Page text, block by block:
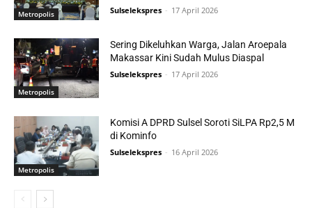
Metropolis Sulselekspres - 17 April 2026
Metropolis
Sering Dikeluhkan Warga, Jalan Aroepala
Makassar Kini Sudah Mulus Diaspal
Sulselekspres - 17 April 2026
Metropolis
Komisi A DPRD Sulsel Soroti SiLPA Rp2,5 M
di Kominfo
Sulselekspres - 16 April 2026